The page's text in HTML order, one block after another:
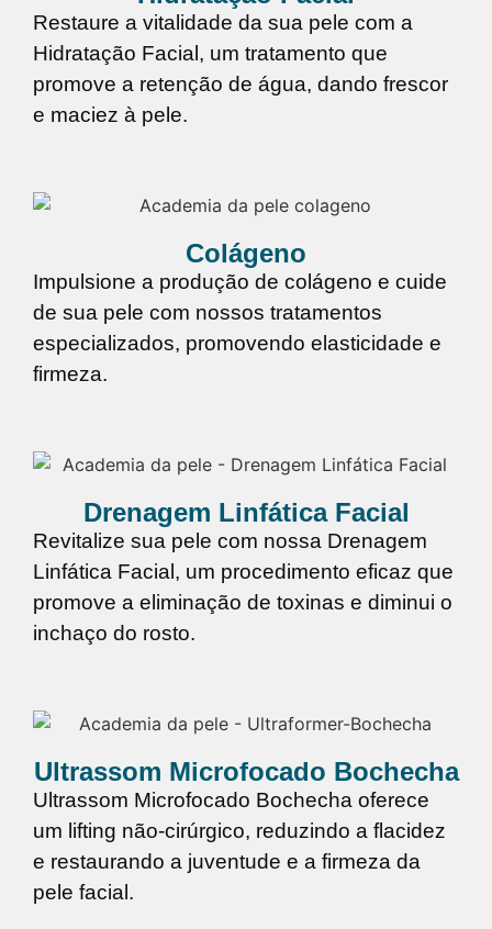
Restaure a vitalidade da sua pele com a
Hidratação Facial, um tratamento que
promove a retenção de água, dando frescor
e maciez à pele.
Colágeno
Impulsione a produção de colágeno e cuide
de sua pele com nossos tratamentos
especializados, promovendo elasticidade e
firmeza.
Drenagem Linfática Facial
Revitalize sua pele com nossa Drenagem
Linfática Facial, um procedimento eficaz que
promove a eliminação de toxinas e diminui o
inchaço do rosto.
Ultrassom Microfocado Bochecha
Ultrassom Microfocado Bochecha oferece
um lifting não-cirúrgico, reduzindo a flacidez
e restaurando a juventude e a firmeza da
pele facial.